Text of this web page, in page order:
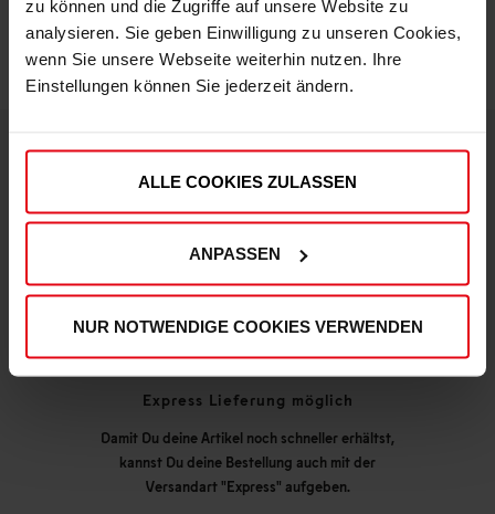
zu können und die Zugriffe auf unsere Website zu
analysieren. Sie geben Einwilligung zu unseren Cookies,
wenn Sie unsere Webseite weiterhin nutzen. Ihre
Einstellungen können Sie jederzeit ändern.
ALLE COOKIES ZULASSEN
ANPASSEN
NUR NOTWENDIGE COOKIES VERWENDEN
DEINE VORTEILE IN UNSEREM SHOP
Express Lieferung möglich
Damit Du deine Artikel noch schneller erhältst,
kannst Du deine Bestellung auch mit der
Versandart "Express" aufgeben.